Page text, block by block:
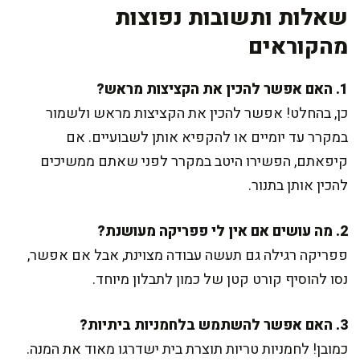
שאלות ותשובות נפוצות
מהקוראים
1. האם אפשר להכין את הקציצות מראש?
כן, בהחלט! אפשר להכין את הקציצות מראש ולשמור
במקרר עד יומיים או להקפיא אותן לשבועיים. אם
קיפאתם, הפשירו היטב במקרר לפני שאתם ממשיכים
להכין אותן בתנור.
2. מה עושים אם אין לי פפריקה מעושנת?
פפריקה רגילה גם תעשה עבודה מצוינת, אבל אם אפשר,
נסו להוסיף קורט קטן של כמון לתבלון מיוחד.
3. האם אפשר להשתמש בלחמניות ביתיות?
כמובן! לחמניות טריות תוצרת בית ישדרגו מאוד את המנה.